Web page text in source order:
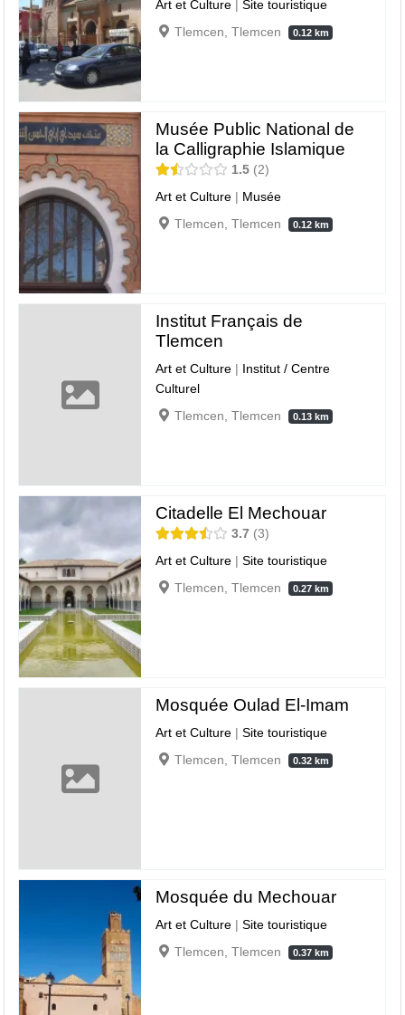
Art et Culture |Site touristique
Tlemcen, Tlemcen
0.12 km
Musée Public National de
la Calligraphie Islamique
1.5
2
Art et Culture | Musée
Tlemcen, Tlemcen
0.12 km
Institut Français de
Tlemcen
Art et Culture | Institut / Centre
Culturel
Tlemcen, Tlemcen
0.13 km
Citadelle El Mechouar
3.7
3
Art et Culture |Site touristique
Tlemcen, Tlemcen
0.27 km
Mosquée Oulad El-Imam
Art et Culture |Site touristique
Tlemcen, Tlemcen
0.32 km
Mosquée du Mechouar
Art et Culture |Site touristique
Tlemcen, Tlemcen
0.37 km